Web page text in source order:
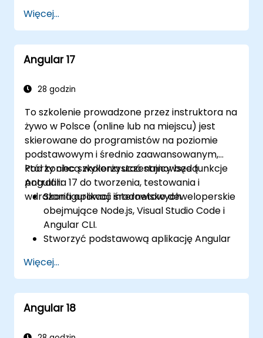
przy użyciu Angular 2.
Wdrażać najlepsze praktyki w organizacji
kodu i architekturze.
Integrować aplikacje Angular z RESTful
Więcej...
Angular 17
28 godzin
To szkolenie prowadzone przez instruktora na
żywo w Polsce (online lub na miejscu) jest
skierowane do programistów na poziomie
podstawowym i średnio zaawansowanym,
którzy chcą wykorzystać najnowsze funkcje
Angulara 17 do tworzenia, testowania i
wdrażania aplikacji internetowych.
Pod koniec szkolenia uczestnicy będą
potrafili:
Skonfigurować środowisko deweloperskie
obejmujące Node.js, Visual Studio Code i
Angular CLI.
Stworzyć podstawową aplikację Angular
interakcje użytkownika.
Wykorzystywać komponenty, dyrektywy,
potoki, usługi i moduły do organizowania i
ponownego wykorzystania kodu.
Więcej...
Angular 18